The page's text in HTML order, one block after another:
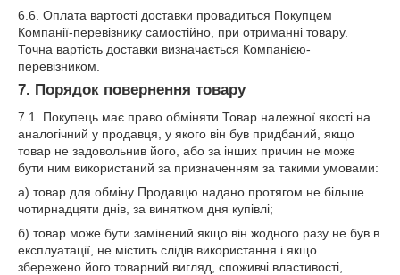
6.6. Оплата вартості доставки провадиться Покупцем
Компанії-перевізнику самостійно, при отриманні товару.
Точна вартість доставки визначається Компанією-
перевізником.
7. Порядок повернення товару
7.1. Покупець має право обміняти Товар належної якості на
аналогічний у продавця, у якого він був придбаний, якщо
товар не задовольнив його, або за інших причин не може
бути ним використаний за призначенням за такими умовами:
а) товар для обміну Продавцю надано протягом не більше
чотирнадцяти днів, за винятком дня купівлі;
б) товар може бути замінений якщо він жодного разу не був в
експлуатації, не містить слідів використання і якщо
збережено його товарний вигляд, споживчі властивості,